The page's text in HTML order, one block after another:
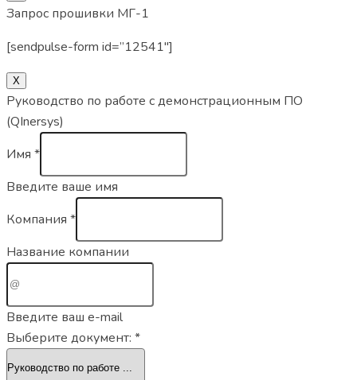
Запрос прошивки МГ-1
[sendpulse-form id=”12541″]
X
Руководство по работе с демонстрационным ПО
(QInersys)
Имя *
Введите ваше имя
Компания *
Название компании
Введите ваш e-mail
Выберите документ: *